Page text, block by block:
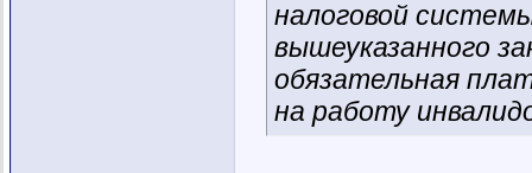
налоговой
вышеуказанного
обязательная
на работу